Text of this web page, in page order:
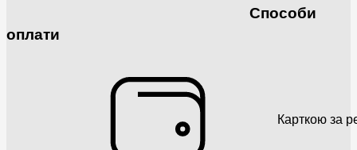
Способи
оплати
Карткою за